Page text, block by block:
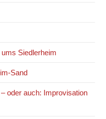
Siedlerheim
Sand
oder auch: Improvisation